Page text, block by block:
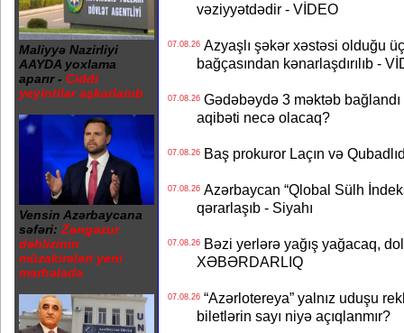
Maliyyə Nazirliyi
AAYDA yoxlama
aparır - Ciddi
yeyintilər aşkarlanıb
Vensin Azərbaycana
səfəri: Zəngəzur
dəhlizinin
müzakirələri yeni
mərhələdə
vəziyyətdədir - VİDEO
07.08.26Azyaşlı şəkər xəstəsi olduğu
bağçasından kənarlaşdırılıb -
07.08.26Gədəbəydə 3 məktəb
aqibəti necə olacaq?
07.08.26Baş prokuror Laçın və
07.08.26Azərbaycan “Qlobal Sülh
qərarlaşıb - Siyahı
07.08.26Bəzi yerlərə yağış yağacaq,
XƏBƏRDARLIQ
07.08.26“Azərlotereya” yalnız uduşu
biletlərin sayı niyə açıqlanmır?